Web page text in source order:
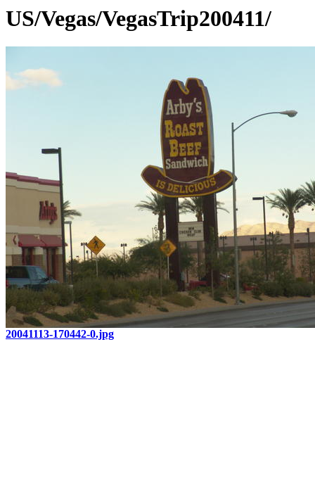
US/Vegas/VegasTrip200411/
20041113-170442-0.jpg